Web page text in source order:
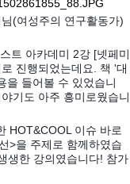
(여성주의 연구활동가)
트 아카데미 2강 [넷페미
진행되었는데요. 책 '대
을 들어볼 수 있었습니
기도 아주 흥미로웠습니
HOT&COOL 이슈 바로
>을 주제로 함께하였습
생한 강의였습니다! 참가